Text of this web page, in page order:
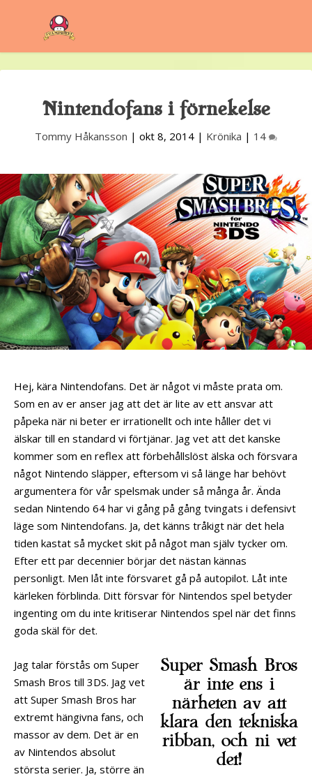
Nintendofans i förnekelse
Tommy Håkansson | okt 8, 2014 | Krönika | 14
Hej, kära Nintendofans. Det är något vi måste prata om.
Som en av er anser jag att det är lite av ett ansvar att
påpeka när ni beter er irrationellt och inte håller det vi
älskar till en standard vi förtjänar. Jag vet att det kanske
kommer som en reflex att förbehållslöst älska och försvara
något Nintendo släpper, eftersom vi så länge har behövt
argumentera för vår spelsmak under så många år. Ända
sedan Nintendo 64 har vi gång på gång tvingats i defensivt
läge som Nintendofans. Ja, det känns tråkigt när det hela
tiden kastat så mycket skit på något man själv tycker om.
Efter ett par decennier börjar det nästan kännas
personligt. Men låt inte försvaret gå på autopilot. Låt inte
kärleken förblinda. Ditt försvar för Nintendos spel betyder
ingenting om du inte kritiserar Nintendos spel när det finns
goda skäl för det.
Super Smash Bros
är inte ens i
närheten av att
klara den tekniska
ribban, och ni vet
det!
Jag talar förstås om Super
Smash Bros till 3DS. Jag vet
att Super Smash Bros har
extremt hängivna fans, och
massor av dem. Det är en
av Nintendos absolut
största serier. Ja, större än